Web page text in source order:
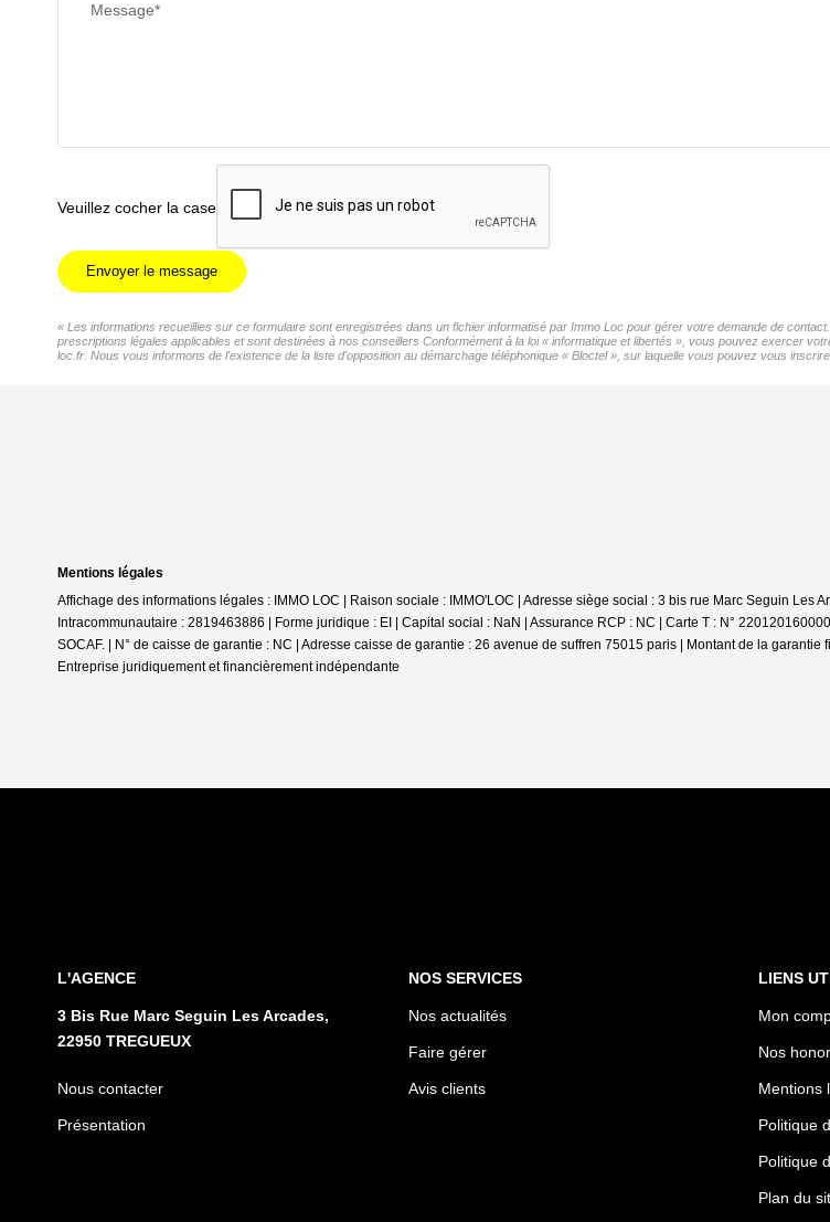
Message*
Veuillez cocher la case
Envoyer le message
« Les informations recueillies sur ce formulaire sont enregistrées dans un fichier informatisé par Immo Loc pour gérer votre demande de
prescriptions légales applicables et sont destinées à nos conseillers Conformément à la loi « informatique et libertés », vous pouvez exercer
loc.fr. Nous vous informons de l'existence de la liste d'opposition au démarchage téléphonique « Bloctel », sur laquelle vous pouvez vous
Mentions légales
Affichage des informations légales : IMMO LOC | Raison sociale : IMMO'LOC | Adresse siège social : 3 bis rue Marc Seguin Les
Intracommunautaire : 2819463886 | Forme juridique : EI | Capital social : NaN | Assurance RCP : NC | Carte T : N°
SOCAF. | N° de caisse de garantie : NC | Adresse caisse de garantie : 26 avenue de suffren 75015 paris | Montant de la
Entreprise juridiquement et financièrement indépendante
L'AGENCE
3 Bis Rue Marc Seguin Les Arcades,
22950 TREGUEUX
Nous contacter
Présentation
NOS SERVICES
Nos actualités
Faire gérer
Avis clients
LIENS
Mon
Nos
Mentions
Politique
Politique
Plan du